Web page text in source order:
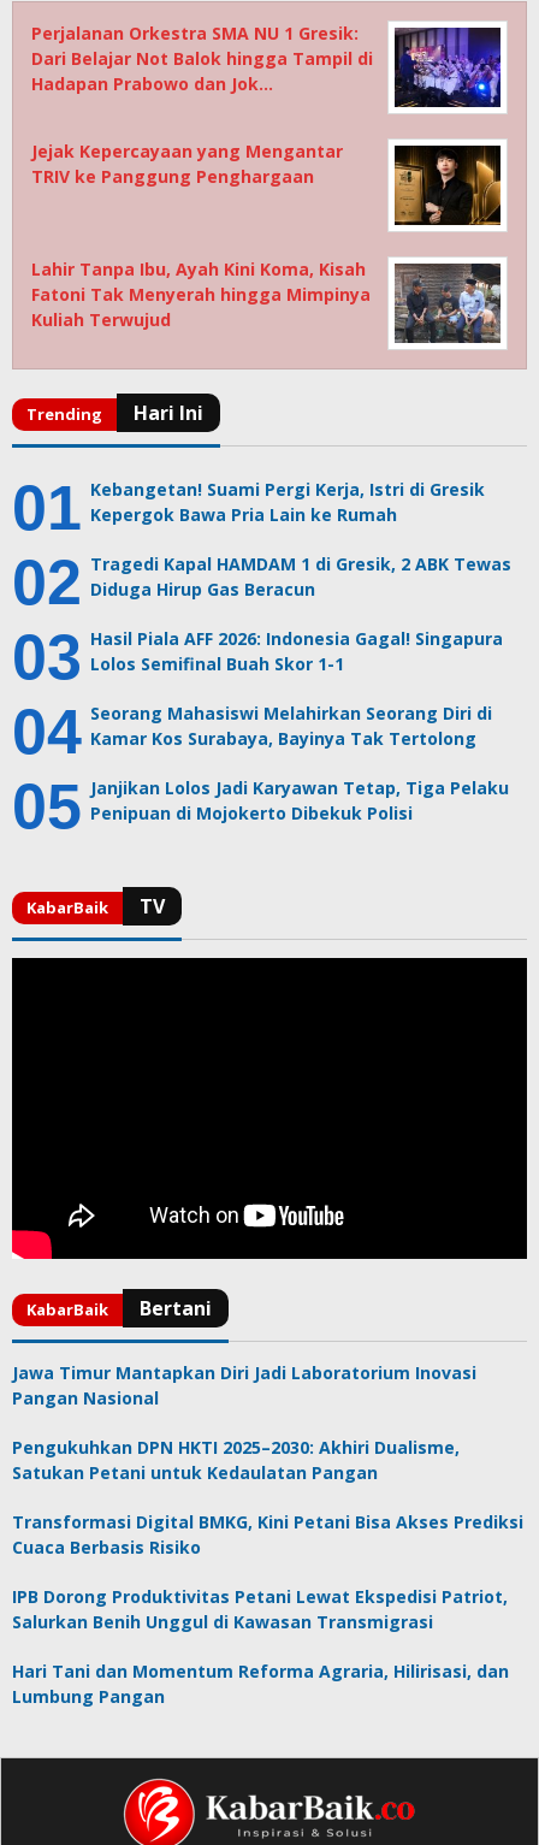
Perjalanan Orkestra SMA NU 1 Gresik:
Dari Belajar Not Balok hingga Tampil di
Hadapan Prabowo dan Jok…
Jejak Kepercayaan yang Mengantar
TRIV ke Panggung Penghargaan
Lahir Tanpa Ibu, Ayah Kini Koma, Kisah
Fatoni Tak Menyerah hingga Mimpinya
Kuliah Terwujud
Kebangetan! Suami Pergi Kerja, Istri di Gresik
Kepergok Bawa Pria Lain ke Rumah
Tragedi Kapal HAMDAM 1 di Gresik, 2 ABK Tewas
Diduga Hirup Gas Beracun
Hasil Piala AFF 2026: Indonesia Gagal! Singapura
Lolos Semifinal Buah Skor 1-1
Seorang Mahasiswi Melahirkan Seorang Diri di
Kamar Kos Surabaya, Bayinya Tak Tertolong
Janjikan Lolos Jadi Karyawan Tetap, Tiga Pelaku
Penipuan di Mojokerto Dibekuk Polisi
Jawa Timur Mantapkan Diri Jadi Laboratorium Inovasi
Pangan Nasional
Pengukuhkan DPN HKTI 2025–2030: Akhiri Dualisme,
Satukan Petani untuk Kedaulatan Pangan
Transformasi Digital BMKG, Kini Petani Bisa Akses Prediksi
Cuaca Berbasis Risiko
IPB Dorong Produktivitas Petani Lewat Ekspedisi Patriot,
Salurkan Benih Unggul di Kawasan Transmigrasi
Hari Tani dan Momentum Reforma Agraria, Hilirisasi, dan
Lumbung Pangan